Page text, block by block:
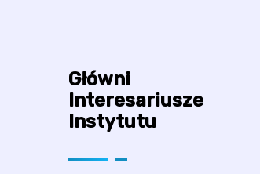
Główni
Interesariusze
Instytutu